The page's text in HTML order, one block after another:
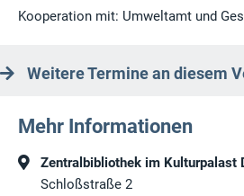
Kooperation mit: Umweltamt und
Weitere Termine an diesem
Mehr Informationen
Zentralbibliothek im Kulturpalast
Schloßstraße 2